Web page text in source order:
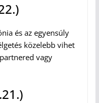
és az egyensúly
közelebb vihet
vagy